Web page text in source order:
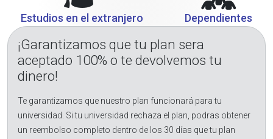
Estudios en el extranjero Dependientes
¡Garantizamos que tu plan sera
aceptado 100% o te devolvemos tu
dinero!
Te garantizamos que nuestro plan funcionará para tu
universidad. Si tu universidad rechaza el plan, podras obtener
un reembolso completo dentro de los 30 días que tu plan